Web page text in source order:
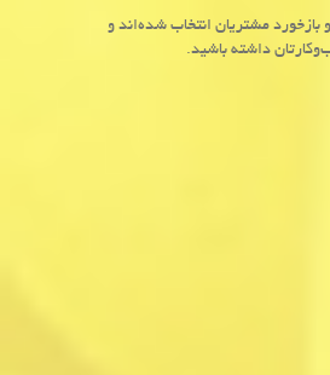
مشتریان انتخاب شده‌اند و
داشته باشید.